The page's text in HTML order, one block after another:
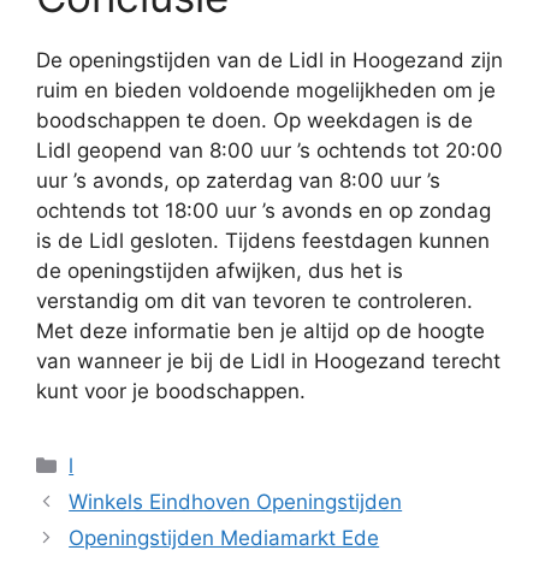
De openingstijden van de Lidl in Hoogezand zijn
ruim en bieden voldoende mogelijkheden om je
boodschappen te doen. Op weekdagen is de
Lidl geopend van 8:00 uur ’s ochtends tot 20:00
uur ’s avonds, op zaterdag van 8:00 uur ’s
ochtends tot 18:00 uur ’s avonds en op zondag
is de Lidl gesloten. Tijdens feestdagen kunnen
de openingstijden afwijken, dus het is
verstandig om dit van tevoren te controleren.
Met deze informatie ben je altijd op de hoogte
van wanneer je bij de Lidl in Hoogezand terecht
kunt voor je boodschappen.
Categorieën
l
Winkels Eindhoven Openingstijden
Openingstijden Mediamarkt Ede